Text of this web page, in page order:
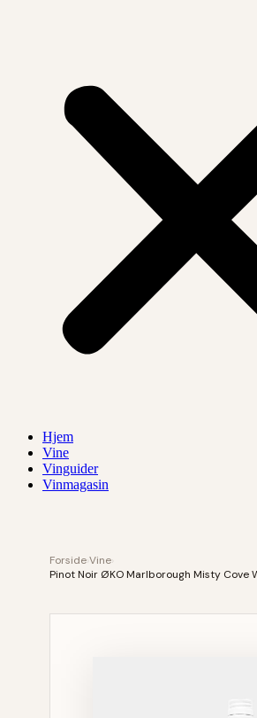
Hjem
Vine
Vinguider
Vinmagasin
ForsideVine
Pinot Noir ØKO Marlborough Misty Cove